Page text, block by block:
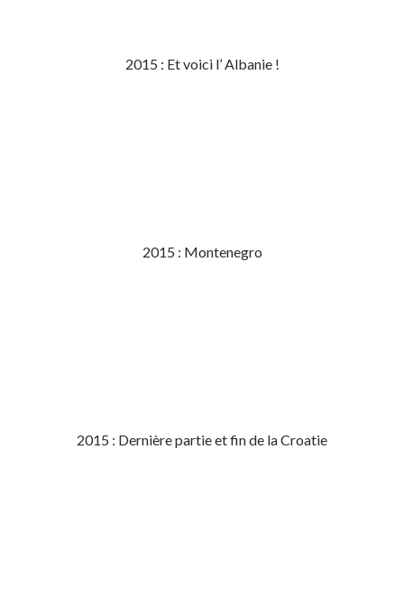
2015 : Et voici l’ Albanie !
2015 : Montenegro
2015 : Dernière partie et fin de la Croatie